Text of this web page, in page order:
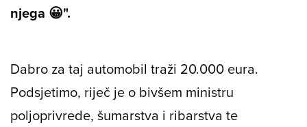
njega 😀".
Dabro za taj automobil traži 20.000 eura.
Podsjetimo, riječ je o bivšem ministru
poljoprivrede, šumarstva i ribarstva te